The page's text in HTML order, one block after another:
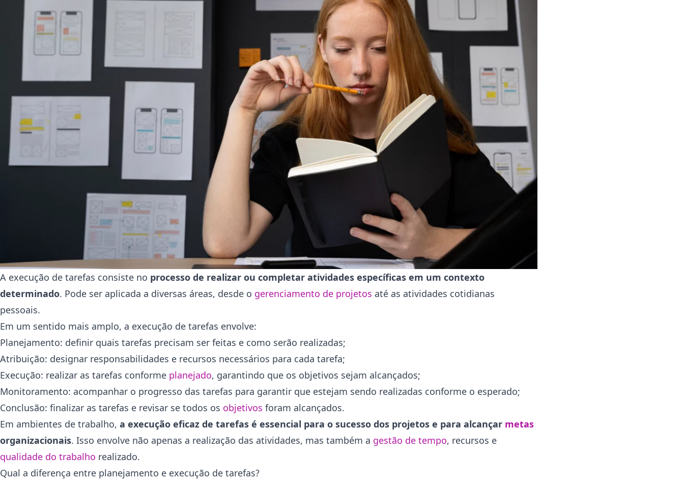
A execução de tarefas consiste no processo de realizar ou completar atividades específicas em um contexto
determinado. Pode ser aplicada a diversas áreas, desde o gerenciamento de projetos até as atividades cotidianas
pessoais.
Em um sentido mais amplo, a execução de tarefas envolve:
Planejamento: definir quais tarefas precisam ser feitas e como serão realizadas;
Atribuição: designar responsabilidades e recursos necessários para cada tarefa;
Execução: realizar as tarefas conforme planejado, garantindo que os objetivos sejam alcançados;
Monitoramento: acompanhar o progresso das tarefas para garantir que estejam sendo realizadas conforme o esperado;
Conclusão: finalizar as tarefas e revisar se todos os objetivos foram alcançados.
Em ambientes de trabalho, a execução eficaz de tarefas é essencial para o sucesso dos projetos e para alcançar metas
organizacionais. Isso envolve não apenas a realização das atividades, mas também a gestão de tempo, recursos e
qualidade do trabalho realizado.
Qual a diferença entre planejamento e execução de tarefas?